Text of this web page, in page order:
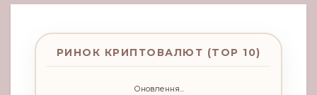
РИНОК КРИПТОВАЛЮТ (TOP 10)
Оновлення...